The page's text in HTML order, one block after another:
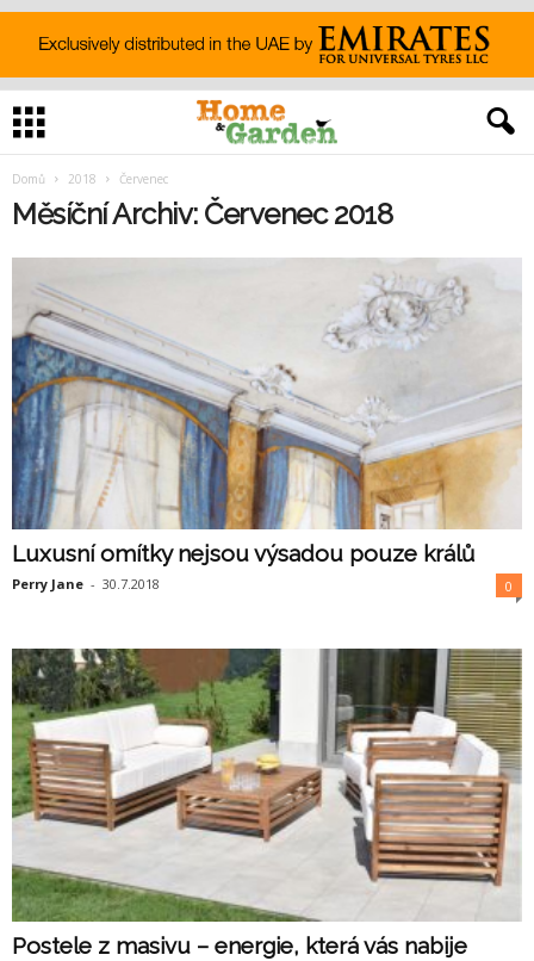
Domů 2018 Červenec
Měsíční Archiv: Červenec 2018
Luxusní omítky nejsou výsadou pouze králů
Perry Jane - 30.7.2018 0
Postele z masivu – energie, která vás nabije